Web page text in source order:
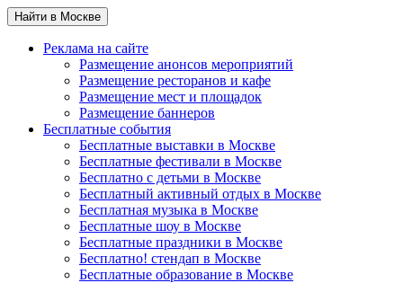
Найти в Москве
Реклама на сайте
Размещение анонсов мероприятий
Размещение ресторанов и кафе
Размещение мест и площадок
Размещение баннеров
Бесплатные события
Бесплатные выставки в Москве
Бесплатные фестивали в Москве
Бесплатно с детьми в Москве
Бесплатный активный отдых в Москве
Бесплатная музыка в Москве
Бесплатные шоу в Москве
Бесплатные праздники в Москве
Бесплатно! стендап в Москве
Бесплатные образование в Москве